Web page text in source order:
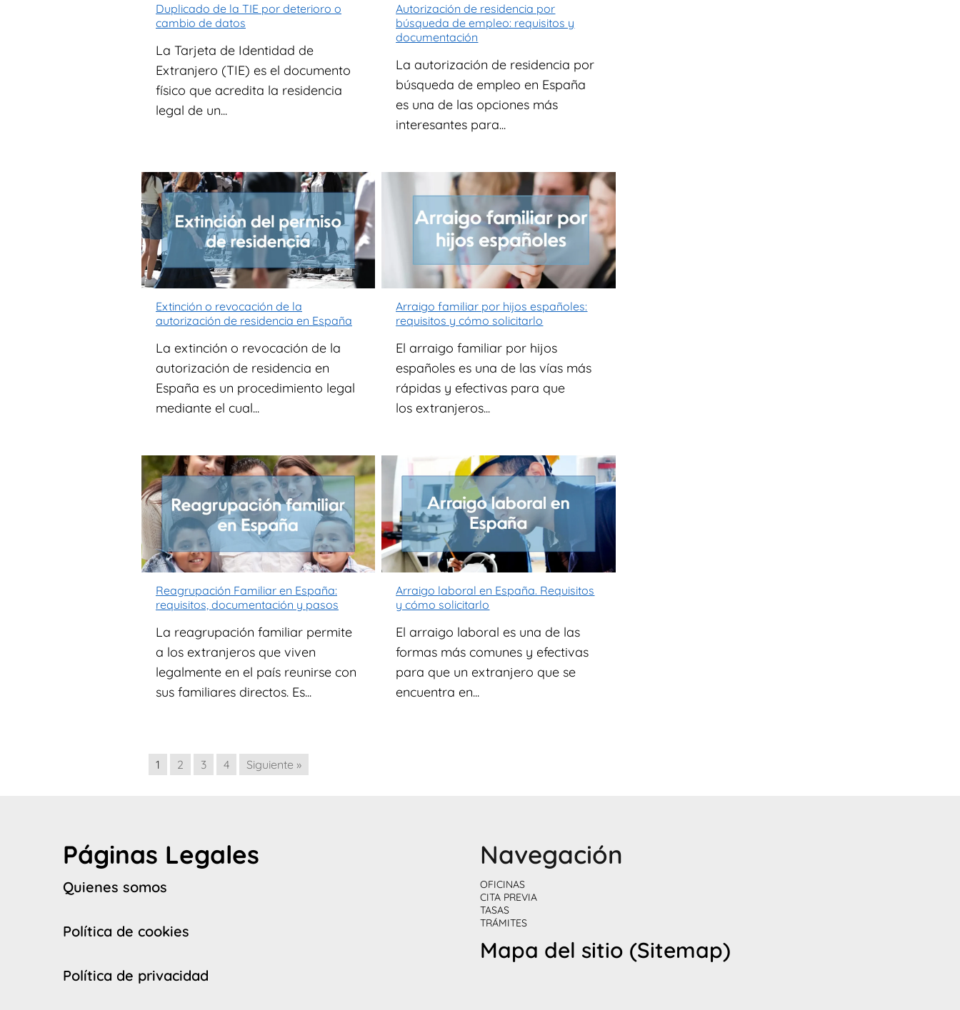
Duplicado de la TIE por deterioro o
cambio de datos
La Tarjeta de Identidad de
Extranjero (TIE) es el documento
físico que acredita la residencia
legal de un...
Autorización de residencia por
búsqueda de empleo: requisitos y
documentación
La autorización de residencia por
búsqueda de empleo en España
es una de las opciones más
interesantes para...
Extinción o revocación de la
autorización de residencia en España
La extinción o revocación de la
autorización de residencia en
España es un procedimiento legal
mediante el cual...
Arraigo familiar por hijos españoles:
requisitos y cómo solicitarlo
El arraigo familiar por hijos
españoles es una de las vías más
rápidas y efectivas para que
los extranjeros...
Reagrupación Familiar en España:
requisitos, documentación y pasos
La reagrupación familiar permite
a los extranjeros que viven
legalmente en el país reunirse con
sus familiares directos. Es...
Arraigo laboral en España. Requisitos
y cómo solicitarlo
El arraigo laboral es una de las
formas más comunes y efectivas
para que un extranjero que se
encuentra en...
1 2 3 4 Siguiente »
Páginas Legales
Quienes somos
Política de cookies
Política de privacidad
Navegación
OFICINAS
CITA PREVIA
TASAS
TRÁMITES
Mapa del sitio (Sitemap)